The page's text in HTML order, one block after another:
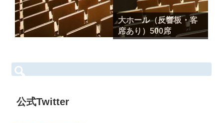
大ホール（反響板・客
席あり）500席
検
索:
公式Twitter